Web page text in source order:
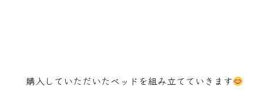
購入していただいたベッドを組み立てていきます